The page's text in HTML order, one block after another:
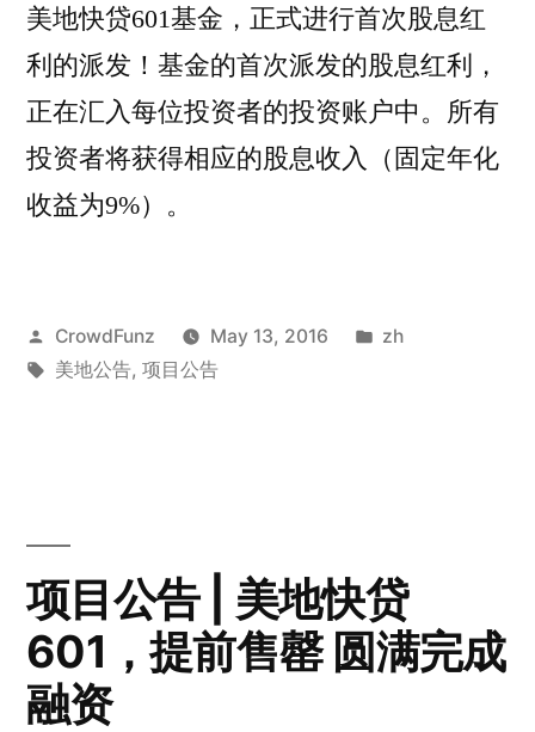
美地快贷601基金，正式进行首次股息红
利的派发！基金的首次派发的股息红利，
正在汇入每位投资者的投资账户中。所有
投资者将获得相应的股息收入（固定年化
收益为9%）。
Posted
by
CrowdFunz May 13, 2016
Posted
zh
Tags:
美地公告, 项目公告
项目公告 | 美地快贷
601，提前售罄 圆满完成
融资